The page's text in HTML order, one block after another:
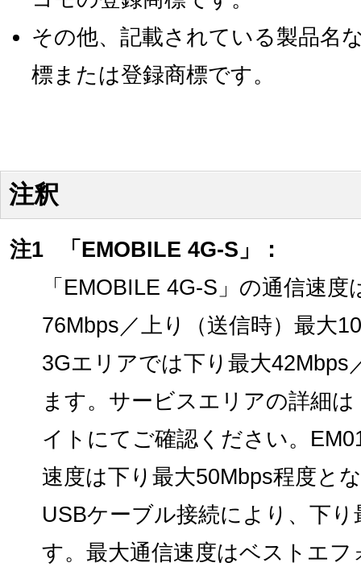
その他、記載されている製品名
標または登録商標です。
注釈
注1
「EMOBILE 4G-S」：
「EMOBILE 4G-S」の通信速
76Mbps／上り（送信時）最大
3Gエリアでは下り最大42Mbps
ます。サービスエリアの詳細
イトにてご確認ください。
速度は下り最大50Mbps程度と
USBケーブル接続により、下
す。最大通信速度はベストエ